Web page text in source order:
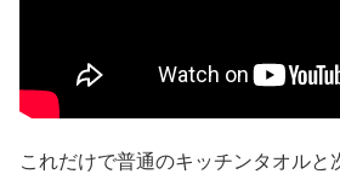
これだけで普通のキッチンタオルと